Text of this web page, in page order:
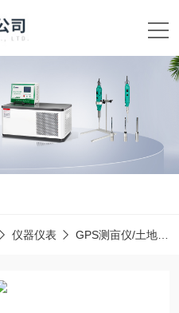
仪器仪表 GPS测亩仪/土地面积测量仪